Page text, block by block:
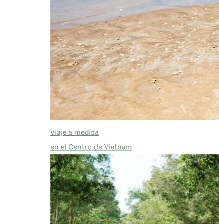
Viaje a medida
en el Centro de Vietnam